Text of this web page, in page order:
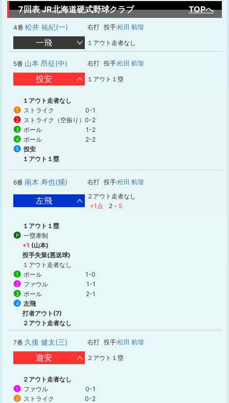
7回表 JR北海道硬式野球クラブ TOPへ
4番 松井 祐紀(一) 右打 投手:松田 航瑠
一飛 １アウト走者なし
5番 山本 昂征(中) 右打 投手:松田 航瑠
投安 １アウト１塁
１アウト走者なし
1 ストライク 0-1
2 ストライク（空振り） 0-2
3 ボール 1-2
4 ボール 2-2
5
投安
１アウト１塁
6番 南木 寿也(捕) 右打 投手:松田 航瑠
左飛
２アウト走者なし
+1点
2 - 5
１アウト１塁
P
一塁牽制
+1 (山本)
投手失策(悪送球)
１アウト走者なし
1 ボール 1-0
2 ファウル 1-1
3 ボール 2-1
4
左飛
打者アウト(7)
２アウト走者なし
7番 久後 健太(三) 右打 投手:松田 航瑠
遊安 ２アウト１塁
２アウト走者なし
1 ファウル 0-1
2 ストライク 0-2